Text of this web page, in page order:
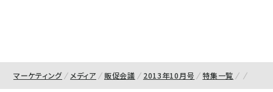
マーケティング メディア 販促会議 2013年10月号 特集一覧